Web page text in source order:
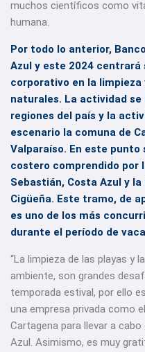
muchos científicos como
humana.
Por todo lo anterior,
Azul y este 2024
corporativo en la
naturales. La actividad se
regiones del país y la
escenario la comuna de
Valparaíso. En este
costero comprendido por
Sebastián, Costa Azul y
Cigüeña. Este tramo, de
es uno de los más
durante el período de
“La limpieza de las playas y
ambiente, son grandes
temporada estival, por ello
una empresa privada como
Cartagena para llevar a
Azul. Asimismo, es muy